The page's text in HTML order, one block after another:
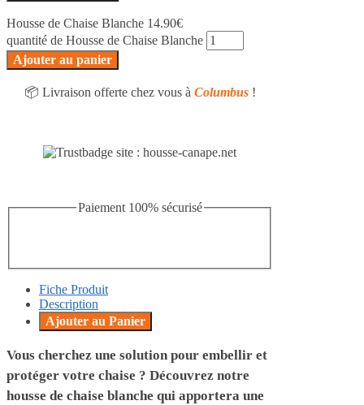
Housse de Chaise Blanche 14.90€
quantité de Housse de Chaise Blanche
Ajouter au panier
📦 Livraison offerte chez vous à Columbus !
Paiement 100% sécurisé
Fiche Produit
Description
Ajouter au Panier
Vous cherchez une solution pour embellir et
protéger votre chaise ? Découvrez notre
housse de chaise blanche qui apportera une